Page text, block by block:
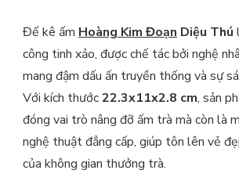
Đế kê ấm Hoàng Kim Đoạn Diệu Thú
công tinh xảo, được chế tác bởi nghệ
mang đậm dấu ấn truyền thống và sự
Với kích thước22.3x11x2.8 cm, sản
đóng vai trò nâng đỡ ấm trà mà còn là
nghệ thuật đẳng cấp, giúp tôn lên vẻ
của không gian thưởng trà.